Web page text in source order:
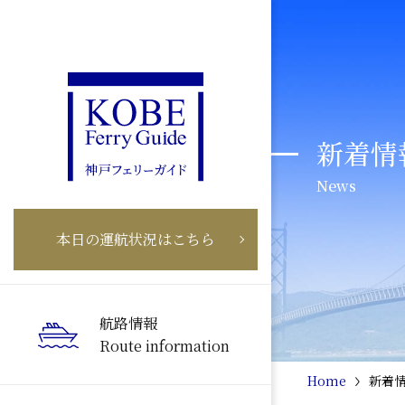
本日の運航状況はこちら
航路情報
Route information
新着
News
Home 新着